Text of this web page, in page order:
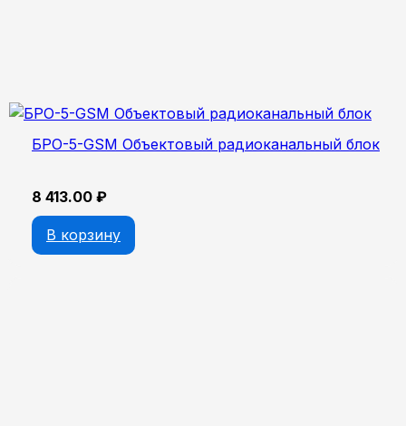
БРО-5-GSM Объектовый радиоканальный блок
8 413.00 ₽
В корзину